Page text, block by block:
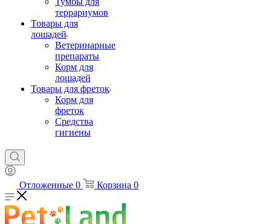
террариумов
Товары для
лошадей
Ветеринарные
препараты
Корм для
лошадей
Товары для фреток
Корм для
фреток
Средства
гигиены
Отложенные 0 Корзина 0